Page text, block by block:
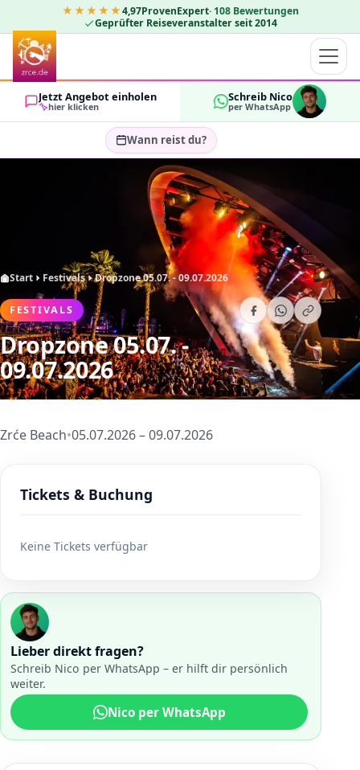
★★★★★4,97ProvenExpert· 108 Bewertungen
Geprüfter Reiseveranstalter seit 2014
Jetzt Angebot einholen
hier klicken
Schreib Nico
per WhatsApp
Wann reist du?
Reisezeitraum wählen…
Start Festivals Dropzone 05.07. - 09.07.2026
FESTIVALS
Dropzone 05.07. -
09.07.2026
Zrće Beach•05.07.2026 – 09.07.2026
Tickets & Buchung
Keine Tickets verfügbar
Lieber direkt fragen?
Schreib Nico per WhatsApp – er hilft dir persönlich
weiter.
Nico per WhatsApp